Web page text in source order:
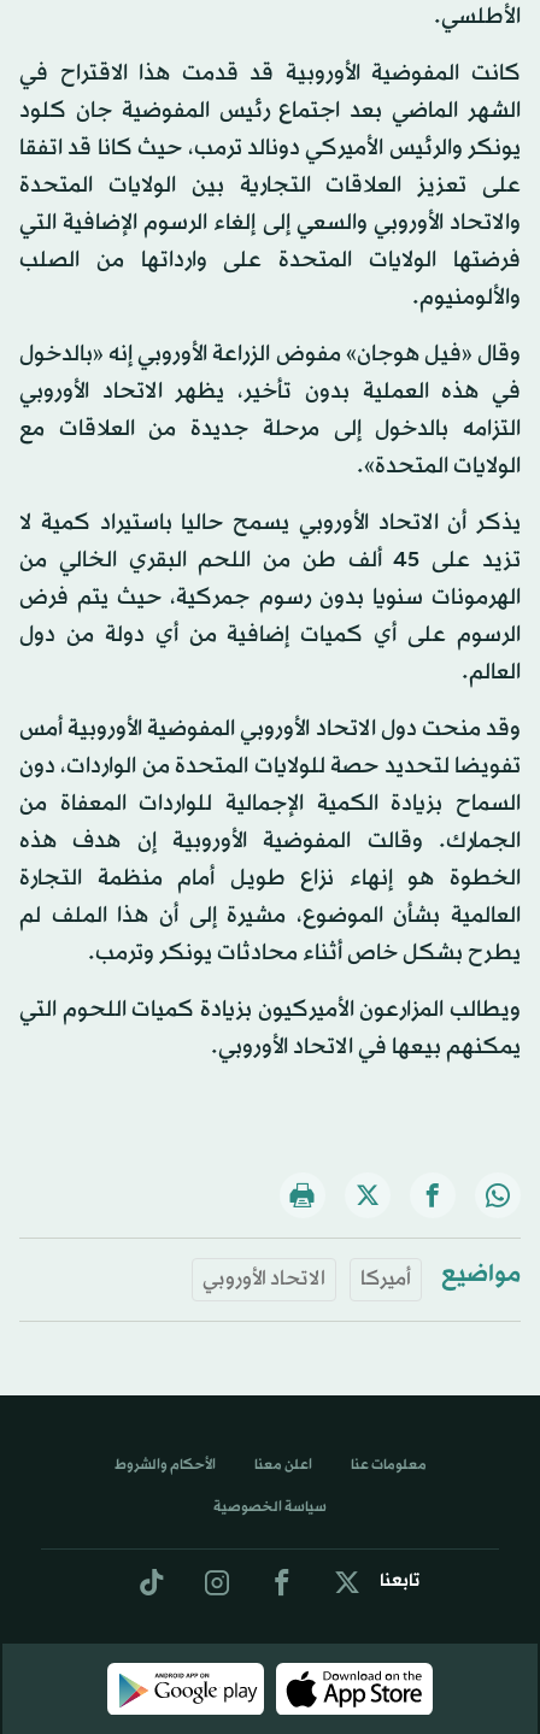
الأطلسي.
كانت المفوضية الأوروبية قد قدمت هذا الاقتراح في
الشهر الماضي بعد اجتماع رئيس المفوضية جان كلود
يونكر والرئيس الأميركي دونالد ترمب، حيث كانا قد اتفقا
على تعزيز العلاقات التجارية بين الولايات المتحدة
والاتحاد الأوروبي والسعي إلى إلغاء الرسوم الإضافية التي
فرضتها الولايات المتحدة على وارداتها من الصلب
والألومنيوم.
وقال «فيل هوجان» مفوض الزراعة الأوروبي إنه «بالدخول
في هذه العملية بدون تأخير، يظهر الاتحاد الأوروبي
التزامه بالدخول إلى مرحلة جديدة من العلاقات مع
الولايات المتحدة».
يذكر أن الاتحاد الأوروبي يسمح حاليا باستيراد كمية لا
تزيد على 45 ألف طن من اللحم البقري الخالي من
الهرمونات سنويا بدون رسوم جمركية، حيث يتم فرض
الرسوم على أي كميات إضافية من أي دولة من دول
العالم.
وقد منحت دول الاتحاد الأوروبي المفوضية الأوروبية أمس
تفويضا لتحديد حصة للولايات المتحدة من الواردات، دون
السماح بزيادة الكمية الإجمالية للواردات المعفاة من
الجمارك. وقالت المفوضية الأوروبية إن هدف هذه
الخطوة هو إنهاء نزاع طويل أمام منظمة التجارة
العالمية بشأن الموضوع، مشيرة إلى أن هذا الملف لم
يطرح بشكل خاص أثناء محادثات يونكر وترمب.
ويطالب المزارعون الأميركيون بزيادة كميات اللحوم التي
يمكنهم بيعها في الاتحاد الأوروبي.
مواضيع أميركا الاتحاد الأوروبي
تابعنا
معلومات عنا اعلن معنا الأحكام والشروط
سياسة الخصوصية